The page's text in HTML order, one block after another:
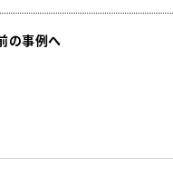
の事例へ